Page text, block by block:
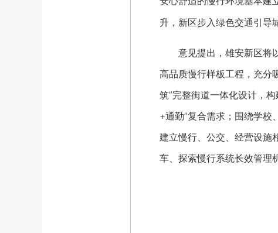
升，新区步入绿色交通引导
意见提出，雄安新区将以
高品质慢行样板工程，充分
筑”完整街道一体化设计，
+通勤”复合需求；围绕学校
建立慢行、公交、经营设施
车、探索慢行系统长效管理